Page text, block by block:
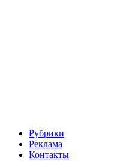
Рубрики
Реклама
Контакты